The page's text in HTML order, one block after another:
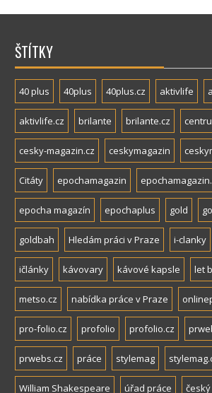
ŠTÍTKY
40 plus 40plus 40plus.cz aktivlife
aktivlife.cz brilante brilante.cz
cesky-magazin.cz ceskymagazin
Citáty epochamagazin
epocha magazín epochaplus gold
goldbah Hledám práci v Praze i-clanky
ičlánky kávovary kávové kapsle let
metso.cz nabídka práce v Praze
pro-folio.cz profolio profolio.cz
prwebs.cz práce stylemag
William Shakespeare úřad práce